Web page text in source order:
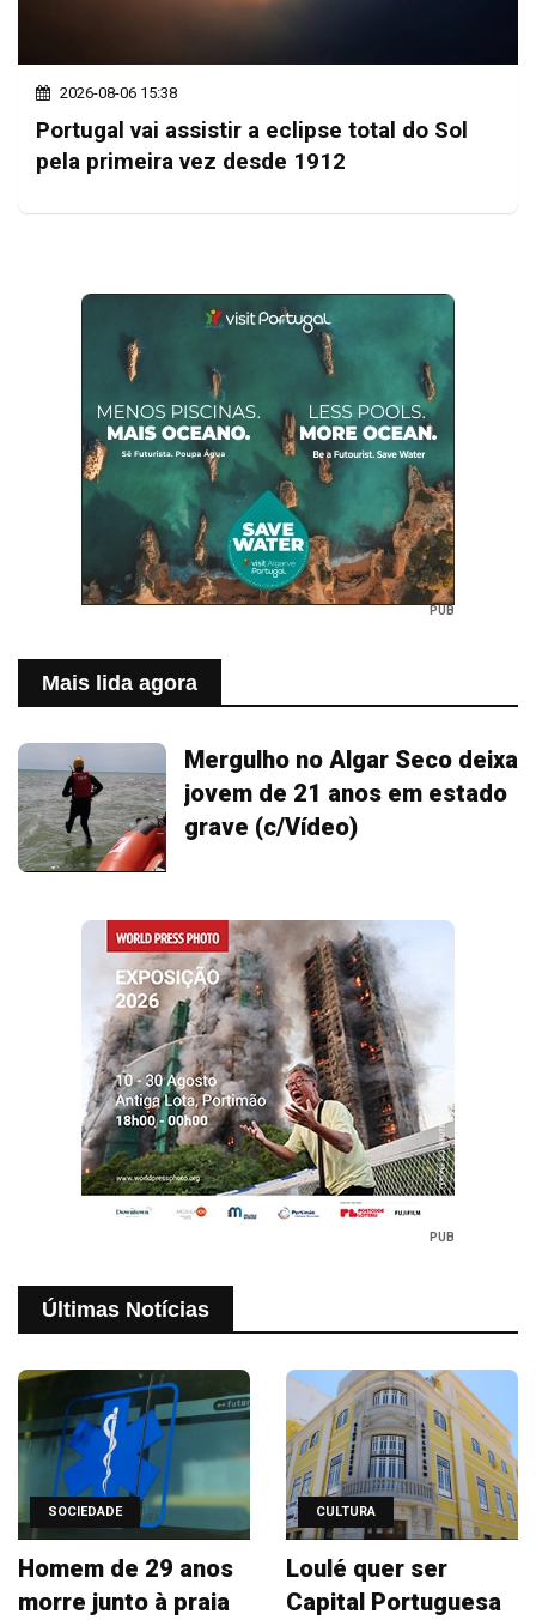
2026-08-06 15:38
Portugal vai assistir a eclipse total do Sol
pela primeira vez desde 1912
PUB
Mais lida agora
Mergulho no Algar Seco deixa
jovem de 21 anos em estado
grave (c/Vídeo)
PUB
Últimas Notícias
SOCIEDADE
Homem de 29 anos
morre junto à praia
CULTURA
Loulé quer ser
Capital Portuguesa